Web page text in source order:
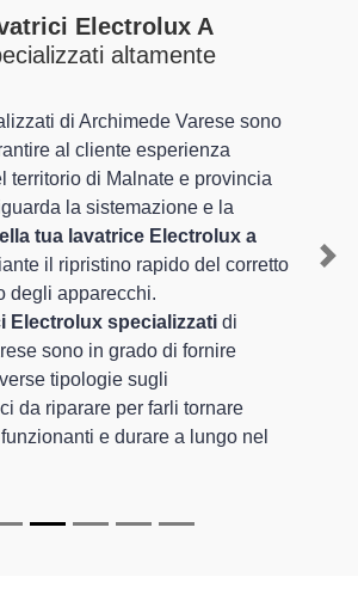
Electrolux A
altamente
di Archimede Varese sono
al cliente esperienza
territorio di Malnate e provincia
la sistemazione e la
tua lavatrice Electrolux a
il ripristino rapido del corretto
degli apparecchi.
Electrolux specializzati di
sono in grado di fornire
tipologie sugli
da riparare per farli tornare
e durare a lungo nel